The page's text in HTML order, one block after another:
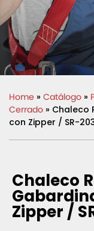
Home » Catálogo »
Cerrado » Chaleco
con Zipper / SR-
Chaleco
Zipper /